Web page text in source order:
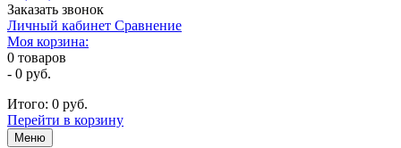
Заказать звонок
Личный кабинет Сравнение
Моя корзина:
0 товаров
- 0 руб.
Итого: 0 руб.
Перейти в корзину
Меню